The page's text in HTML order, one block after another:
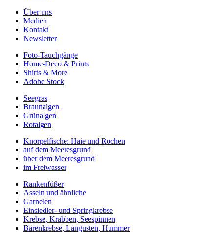
Über uns
Medien
Kontakt
Newsletter
Foto-Tauchgänge
Home-Deco & Prints
Shirts & More
Adobe Stock
Seegras
Braunalgen
Grünalgen
Rotalgen
Knorpelfische: Haie und Rochen
auf dem Meeresgrund
über dem Meeresgrund
im Freiwasser
Rankenfüßer
Asseln und ähnliche
Garnelen
Einsiedler- und Springkrebse
Krebse, Krabben, Seespinnen
Bärenkrebse, Langusten, Hummer